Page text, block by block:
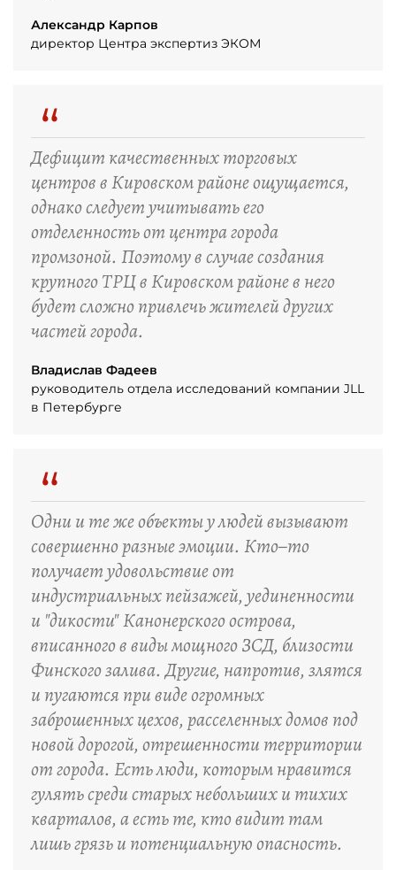
Александр Карпов
директор Центра экспертиз ЭКОМ
“
Дефицит качественных торговых
центров в Кировском районе ощущается,
однако следует учитывать его
отделенность от центра города
промзоной. Поэтому в случае создания
крупного ТРЦ в Кировском районе в него
будет сложно привлечь жителей других
частей города.
Владислав Фадеев
руководитель отдела исследований компании JLL
в Петербурге
“
Одни и те же объекты у людей вызывают
совершенно разные эмоции. Кто–то
получает удовольствие от
индустриальных пейзажей, уединенности
и "дикости" Канонерского острова,
вписанного в виды мощного ЗСД, близости
Финского залива. Другие, напротив, злятся
и пугаются при виде огромных
заброшенных цехов, расселенных домов под
новой дорогой, отрешенности территории
от города. Есть люди, которым нравится
гулять среди старых небольших и тихих
кварталов, а есть те, кто видит там
лишь грязь и потенциальную опасность.